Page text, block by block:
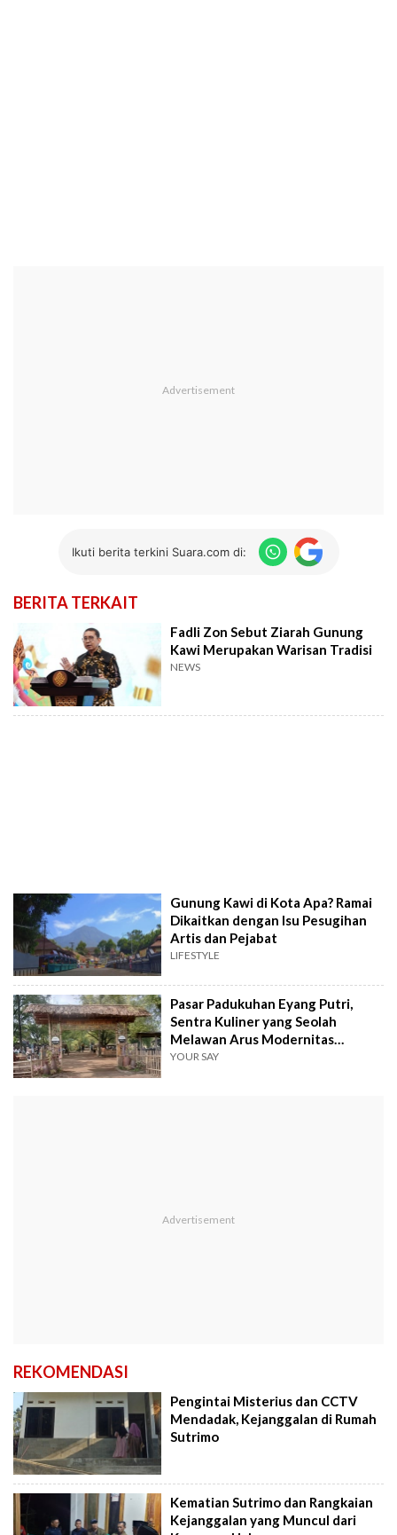
Ikuti berita terkini Suara.com di:
BERITA TERKAIT
Fadli Zon Sebut Ziarah Gunung
Kawi Merupakan Warisan Tradisi
NEWS
Gunung Kawi di Kota Apa? Ramai
Dikaitkan dengan Isu Pesugihan
Artis dan Pejabat
LIFESTYLE
Pasar Padukuhan Eyang Putri,
Sentra Kuliner yang Seolah
Melawan Arus Modernitas
Kabupaten Tuban
YOUR SAY
REKOMENDASI
Pengintai Misterius dan CCTV
Mendadak, Kejanggalan di Rumah
Sutrimo
Kematian Sutrimo dan Rangkaian
Kejanggalan yang Muncul dari